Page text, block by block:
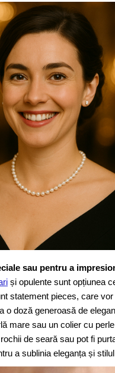
sau pentru a
și opulente sunt opțiunea
statement pieces, care
o doză generoasă de
mare sau un colier cu
de seară sau pot fi
a sublinia eleganța și